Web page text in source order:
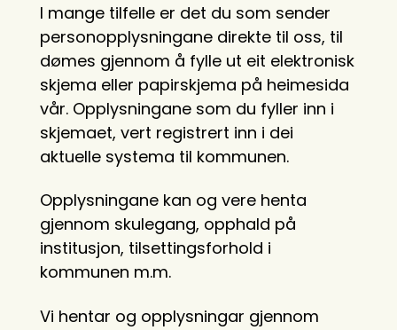
I mange tilfelle er det du som sender
personopplysningane direkte til oss, til
dømes gjennom å fylle ut eit elektronisk
skjema eller papirskjema på heimesida
vår. Opplysningane som du fyller inn i
skjemaet, vert registrert inn i dei
aktuelle systema til kommunen.
Opplysningane kan og vere henta
gjennom skulegang, opphald på
institusjon, tilsettingsforhold i
kommunen m.m.
Vi hentar og opplysningar gjennom